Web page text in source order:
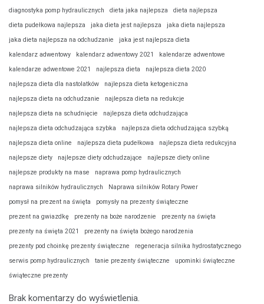
diagnostyka pomp hydraulicznych dieta jaka najlepsza
dieta najlepsza
dieta pudełkowa najlepsza
jaka dieta jest najlepsza
jaka dieta najlepsza
jaka dieta najlepsza na odchudzanie
jaka jest najlepsza dieta
kalendarz adwentowy
kalendarz adwentowy 2021
kalendarze adwentowe
kalendarze adwentowe 2021
najlepsza dieta
najlepsza dieta 2020
najlepsza dieta dla nastolatków
najlepsza dieta ketogeniczna
najlepsza dieta na odchudzanie
najlepsza dieta na redukcje
najlepsza dieta na schudnięcie
najlepsza dieta odchudzająca
najlepsza dieta odchudzająca szybka
najlepsza dieta odchudzająca szybką
najlepsza dieta online
najlepsza dieta pudełkowa
najlepsza dieta redukcyjna
najlepsze diety
najlepsze diety odchudzające
najlepsze diety online
najlepsze produkty na mase
naprawa pomp hydraulicznych
naprawa silników hydraulicznych
Naprawa silników Rotary Power
pomysł na prezent na święta
pomysły na prezenty świąteczne
prezent na gwiazdkę
prezenty na boże narodzenie
prezenty na święta
prezenty na święta 2021
prezenty na święta bożego narodzenia
prezenty pod choinkę prezenty świąteczne
regeneracja silnika hydrostatycznego
serwis pomp hydraulicznych
tanie prezenty świąteczne
upominki świąteczne
świąteczne prezenty
Brak komentarzy do wyświetlenia.